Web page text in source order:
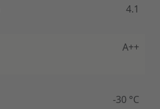
4.1
A++
-30 °C